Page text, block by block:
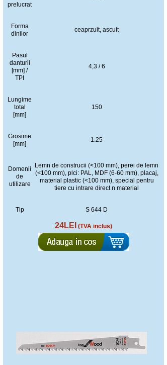
prelucrat
Forma
dinilor
ceaprzuit, ascuit
Pasul
danturii
[mm] /
TPI
4,3 / 6
Lungime
total
[mm]
150
Grosime
[mm]
1.25
Domenii
de
utilizare
Lemn de construcii (<100 mm), perei de lemn
(<100 mm), plci: PAL, MDF (6-60 mm), placaj,
material plastic (<100 mm), special pentru
tiere cu intrare direct n material
Tip S 644 D
24LEI (TVA inclus)